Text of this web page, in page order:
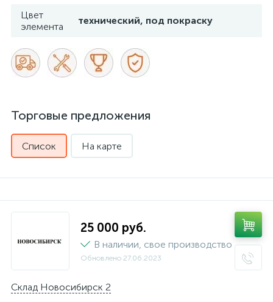
Цвет
элемента
технический, под покраску
Торговые предложения
Список На карте
Склад Новосибирск 2
25 000 руб.
В наличии, свое производство
Обновлено 27.06.2023